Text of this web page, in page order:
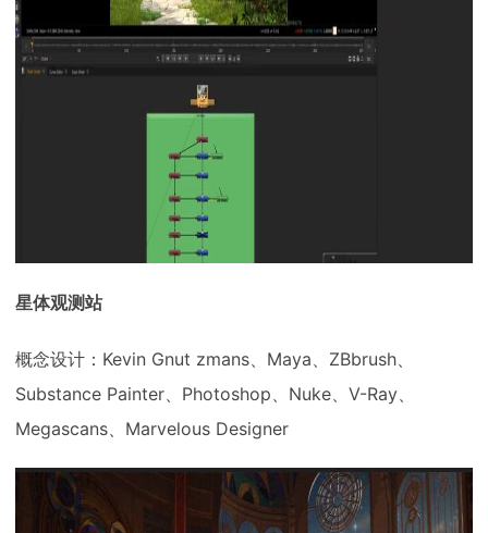
星体观测站
概念设计：Kevin Gnut zmans、Maya、ZBbrush、
Substance Painter、Photoshop、Nuke、V-Ray、
Megascans、Marvelous Designer